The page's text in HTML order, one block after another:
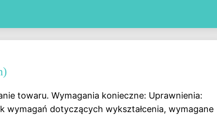
towaru. Wymagania konieczne: Uprawnienia:
wymagań dotyczących wykształcenia, wymagane